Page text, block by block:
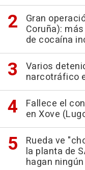
Gran
Coruña):
de cocaína
Varios
narcotráfico
Fallece el
en Xove
Rueda ve
la planta de
hagan